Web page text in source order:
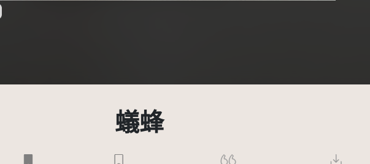
受著作權法保護-僅限於本平台有限度公開瀏覽
蟻蜂